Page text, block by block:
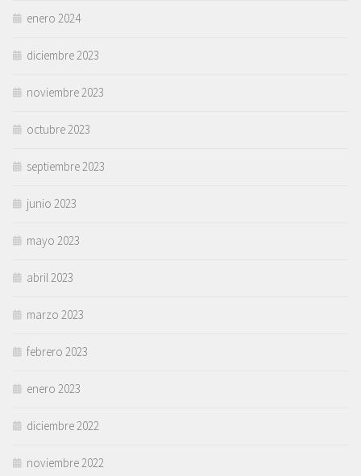
enero 2024
diciembre 2023
noviembre 2023
octubre 2023
septiembre 2023
junio 2023
mayo 2023
abril 2023
marzo 2023
febrero 2023
enero 2023
diciembre 2022
noviembre 2022